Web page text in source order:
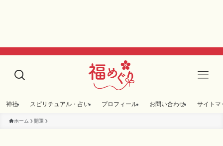
神社 スピリチュアル・占い プロフィール お問い合わせ サイトマ
ホーム 開運